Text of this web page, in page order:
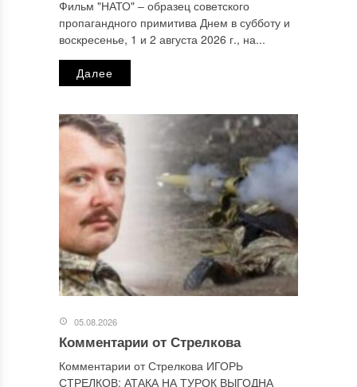
Этот сайт использует Akismet для борьбы со спамом.
Узнайте, как обрабатываются ваши данные комментариев
персональных данных.
Фильм "НАТО" ‒ образец советского
пропагандного примитива Днем в субботу и
воскресенье, 1 и 2 августа 2026 г., на...
Далее
05.08.2026
Комментарии от Стрелкова
Комментарии от Стрелкова ИГОРЬ
СТРЕЛКОВ: АТАКА НА ТУРОК ВЫГОДНА